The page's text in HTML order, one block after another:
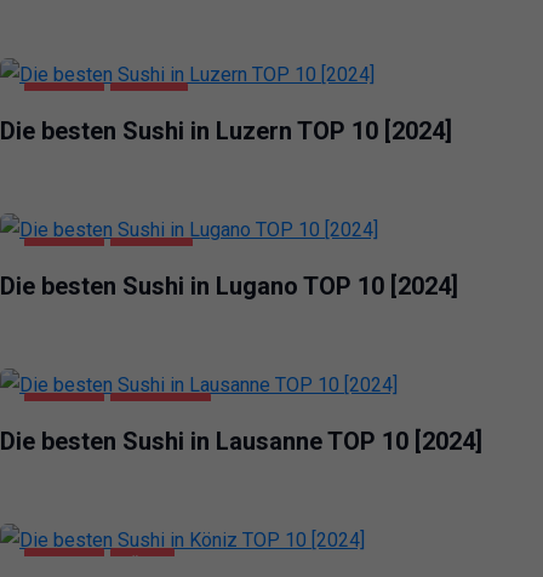
GASTRO LUZERN
Die besten Sushi in Luzern TOP 10 [2024]
GASTRO LUGANO
Die besten Sushi in Lugano TOP 10 [2024]
GASTRO LAUSANNE
Die besten Sushi in Lausanne TOP 10 [2024]
GASTRO KÖNIZ